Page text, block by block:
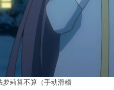
萝莉算不算（手动滑稽